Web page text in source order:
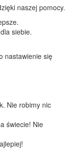
naszej pomocy.
siebie.
nastawienie się
Nie robimy nic
świecie! Nie